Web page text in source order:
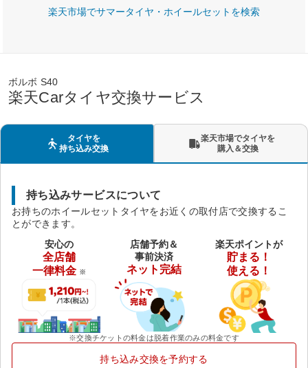
楽天市場でサマータイヤ・ホイールセットを検索
ボルボ S40
楽天Carタイヤ交換サービス
タイヤを
持ち込み交換
楽天市場でタイヤを
購入＆交換
持ち込みサービスについて
お持ちのホイールセットタイヤをお近くの取付店で交換するこ
とができます。
安心の
全店舗
一律料金 ※
店舗予約＆
事前決済
ネット完結
楽天ポイントが
貯まる！
使える！
※交換チケットの料金は脱着作業のみの料金です
持ち込み交換を予約する